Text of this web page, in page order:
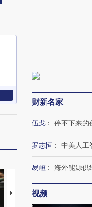
马航飞行员跨国走私7万
粒摇头丸 尿检体内含3种
财新名家
伍戈 ： 停不下来的
罗志恒 ： 中美人工
易峘 ： 海外能源供
视频